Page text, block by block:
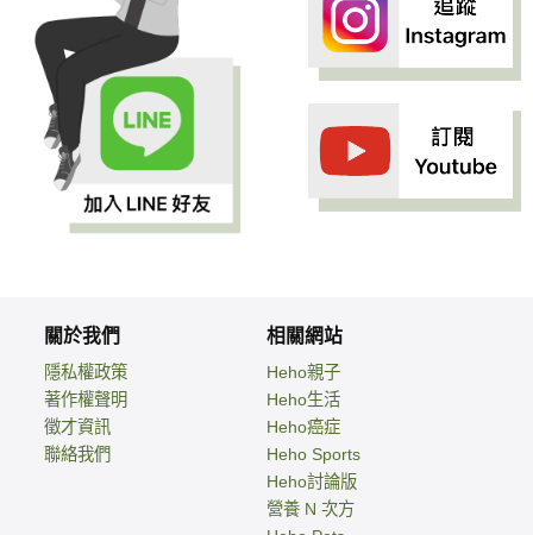
關於我們
隱私權政策
著作權聲明
徵才資訊
聯絡我們
相關網站
Heho親子
Heho生活
Heho癌症
Heho Sports
Heho討論版
營養 N 次方